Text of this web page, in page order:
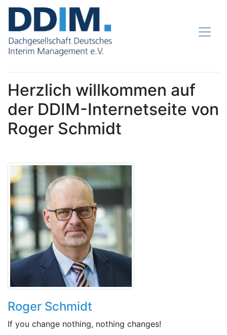
Herzlich willkommen auf
der DDIM-Internetseite von
Roger Schmidt
Roger Schmidt
If you change nothing, nothing changes!